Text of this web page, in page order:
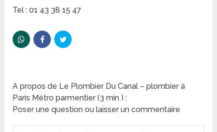
Tel : 01 43 38 15 47
A propos de Le Plombier Du Canal – plombier à
Paris Métro parmentier (3 min ) :
Poser une question ou laisser un commentaire